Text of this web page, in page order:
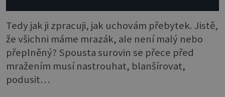
Tedy jak ji zpracuji, jak uchovám přebytek. Jistě,
že všichni máme mrazák, ale není malý nebo
přeplněný? Spousta surovin se přece před
mražením musí nastrouhat, blanšírovat,
podusit…